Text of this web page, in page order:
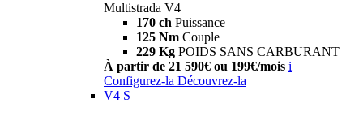
Multistrada V4
170 ch Puissance
125 Nm Couple
229 Kg POIDS SANS CARBURANT
À partir de 21 590€ ou 199€/mois i
Configurez-la Découvrez-la
V4 S